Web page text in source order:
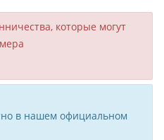
кото­рые могут
в нашем официальном